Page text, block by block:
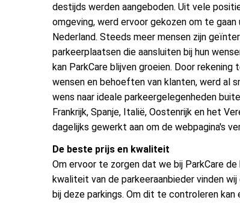
destijds werden aangeboden. Uit vele
omgeving, werd ervoor gekozen om te
Nederland. Steeds meer mensen zijn
parkeerplaatsen die aansluiten bij hun
kan ParkCare blijven groeien. Door rekening
wensen en behoeften van klanten, werd al
wens naar ideale parkeergelegenheden
Frankrijk, Spanje, Italië, Oostenrijk en het
dagelijks gewerkt aan om de webpagina's
De beste prijs en kwaliteit
Om ervoor te zorgen dat we bij ParkCare
kwaliteit van de parkeeraanbieder vinden
bij deze parkings. Om dit te controleren